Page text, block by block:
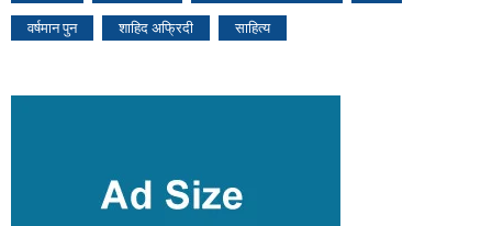
वर्षमान पुन शाहिद अफ्रिदी साहित्य